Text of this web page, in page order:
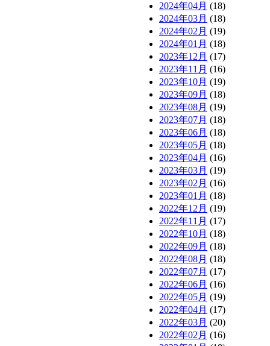
2024年04月 (18)
2024年03月 (18)
2024年02月 (19)
2024年01月 (18)
2023年12月 (17)
2023年11月 (16)
2023年10月 (19)
2023年09月 (18)
2023年08月 (19)
2023年07月 (18)
2023年06月 (18)
2023年05月 (18)
2023年04月 (16)
2023年03月 (19)
2023年02月 (16)
2023年01月 (18)
2022年12月 (19)
2022年11月 (17)
2022年10月 (18)
2022年09月 (18)
2022年08月 (18)
2022年07月 (17)
2022年06月 (16)
2022年05月 (19)
2022年04月 (17)
2022年03月 (20)
2022年02月 (16)